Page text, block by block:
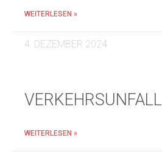
WEITERLESEN »
4. DEZEMBER 2024
VERKEHRSUNFALL
WEITERLESEN »